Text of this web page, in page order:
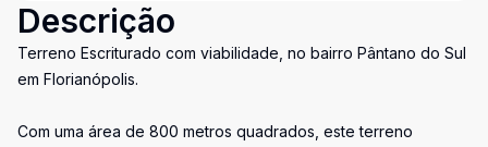
Descrição
Terreno Escriturado com viabilidade, no bairro Pântano do Sul
em Florianópolis.
Com uma área de 800 metros quadrados, este terreno